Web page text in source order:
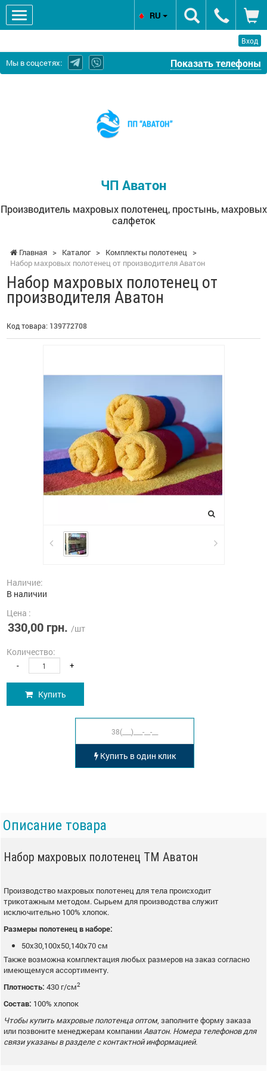
Вход
Мы в соцсетях: Показать телефоны
салфеток
ЧП Аватон
Производитель махровых полотенец, простынь, махровых
салфеток
RU
Главная > Каталог > Комплекты полотенец >
Набор махровых полотенец от производителя Аватон
Набор махровых полотенец от
производителя Аватон
Код товара: 139772708
Наличие:
В наличии
Цена :
330,00 грн. /шт
Количество:
- +
Купить
Купить в один клик
Описание товара
Набор махровых полотенец ТМ Аватон
Производство махровых полотенец для тела происходит
трикотажным методом. Сырьем для производства служит
исключительно 100% хлопок.
Размеры полотенец в наборе:
50x30,100x50,140x70 см
Также возможна комплектация любых размеров на заказ согласно
имеющемуся ассортименту.
Плотность: 430 г/см2
Состав: 100% хлопок
Чтобы купить махровые полотенца оптом, заполните форму заказа
или позвоните менеджерам компанииАватон. Номера телефонов для
связи указаны в разделе с контактной информацией.